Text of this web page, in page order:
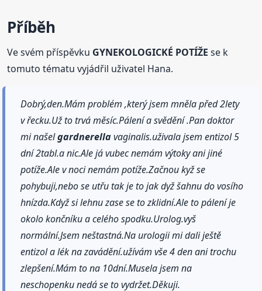
Příběh
Ve svém příspěvku GYNEKOLOGICKÉ POTÍŽE se k
tomuto tématu vyjádřil uživatel Hana.
Dobrý,den.Mám problém ,který jsem mněla před 2lety
v řecku.Už to trvá měsíc.Pálení a svědění .Pan doktor
mi našelgardnerellavaginalis.uživala jsem entizol 5
dní 2tabl.a nic.Ale já vubec nemám výtoky ani jiné
potíže.Ale v noci nemám potíže.Začnou kyž se
pohybuji,nebo se utřu tak je to jak dyž šahnu do vosího
hnízda.Když si lehnu zase se to zklidní.Ale to pálení je
okolo končníku a celého spodku.Urolog.vyš
normální.Jsem neštastná.Na urologii mi dali ještě
entizol a lék na zavádění.užívám vše 4 den ani trochu
zlepšení.Mám to na 10dní.Musela jsem na
neschopenku nedá se to vydržet.Děkuji.